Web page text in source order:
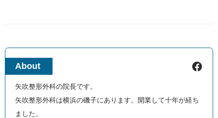
About Facebook
矢吹整形外科の院長です。
矢吹整形外科は横浜の磯子にあります。開業して十年が経ち
ました。